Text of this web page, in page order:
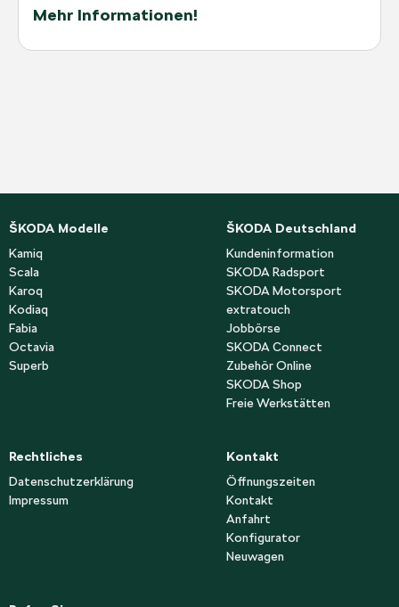
Mehr Informationen!
ŠKODA Modelle
Kamiq
Scala
Karoq
Kodiaq
Fabia
Octavia
Superb
ŠKODA Deutschland
Kundeninformation
SKODA Radsport
SKODA Motorsport
extratouch
Jobbörse
SKODA Connect
Zubehör Online
SKODA Shop
Freie Werkstätten
Rechtliches
Datenschutzerklärung
Impressum
Kontakt
Öffnungszeiten
Kontakt
Anfahrt
Konfigurator
Neuwagen